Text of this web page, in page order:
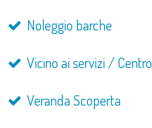
Noleggio barche
Vicino ai servizi / Centro
Veranda Scoperta